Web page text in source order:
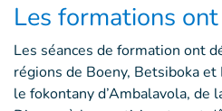
Les formations
Les séances de formation ont
régions de Boeny, Betsiboka
le fokontany d’Ambalavola, de